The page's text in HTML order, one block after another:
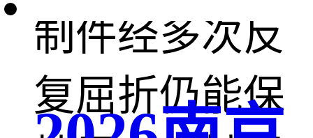
制件经多次反
复屈折仍能保